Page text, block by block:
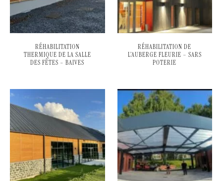
RÉHABILITATION
THERMIQUE DE LA SALLE
DES FÊTES – BAIVES
RÉHABILITATION DE
L’AUBERGE FLEURIE – SARS
POTERIE